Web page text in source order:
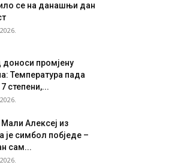
се на данашњи дан
доноси промјену
Температура пада
степени,...
Алексеј из
је симбол побједе –
сам...